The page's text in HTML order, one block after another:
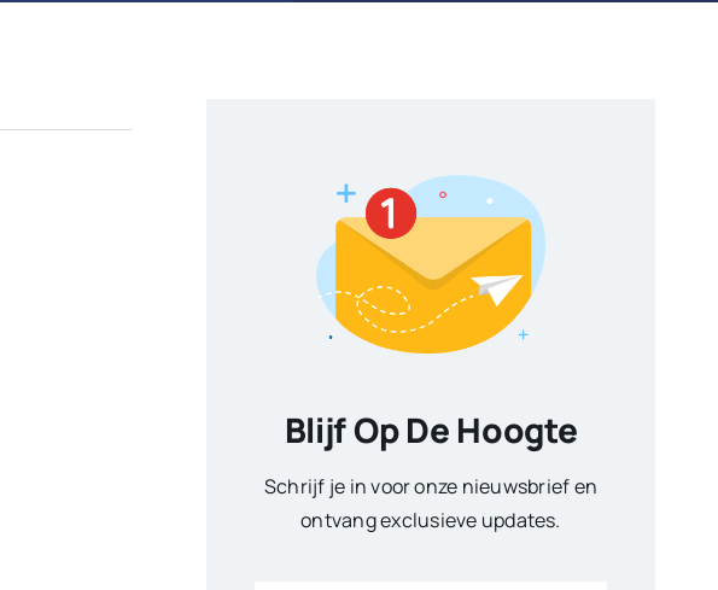
Blijf Op De Hoogte
Schrijf je in voor onze nieuwsbrief en
ontvang exclusieve updates.